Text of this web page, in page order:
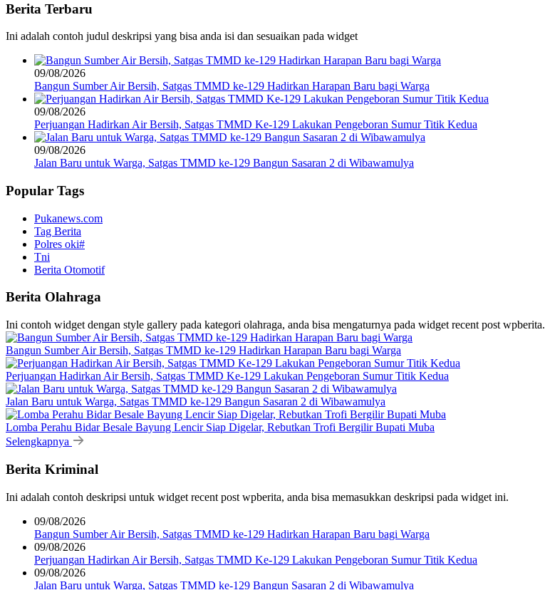
Berita Terbaru
Ini adalah contoh judul deskripsi yang bisa anda isi dan sesuaikan pada widget
09/08/2026
Bangun Sumber Air Bersih, Satgas TMMD ke-129 Hadirkan Harapan Baru bagi Warga
09/08/2026
Perjuangan Hadirkan Air Bersih, Satgas TMMD Ke-129 Lakukan Pengeboran Sumur Titik Kedua
09/08/2026
Jalan Baru untuk Warga, Satgas TMMD ke-129 Bangun Sasaran 2 di Wibawamulya
Popular Tags
Pukanews.com
Tag Berita
Polres oki#
Tni
Berita Otomotif
Berita Olahraga
Ini contoh widget dengan style gallery pada kategori olahraga, anda bisa mengaturnya pada widget recent post wpberita.
Bangun Sumber Air Bersih, Satgas TMMD ke-129 Hadirkan Harapan Baru bagi Warga
Perjuangan Hadirkan Air Bersih, Satgas TMMD Ke-129 Lakukan Pengeboran Sumur Titik Kedua
Jalan Baru untuk Warga, Satgas TMMD ke-129 Bangun Sasaran 2 di Wibawamulya
Lomba Perahu Bidar Besale Bayung Lencir Siap Digelar, Rebutkan Trofi Bergilir Bupati Muba
Selengkapnya
Berita Kriminal
Ini adalah contoh deskripsi untuk widget recent post wpberita, anda bisa memasukkan deskripsi pada widget ini.
09/08/2026
Bangun Sumber Air Bersih, Satgas TMMD ke-129 Hadirkan Harapan Baru bagi Warga
09/08/2026
Perjuangan Hadirkan Air Bersih, Satgas TMMD Ke-129 Lakukan Pengeboran Sumur Titik Kedua
09/08/2026
Jalan Baru untuk Warga, Satgas TMMD ke-129 Bangun Sasaran 2 di Wibawamulya